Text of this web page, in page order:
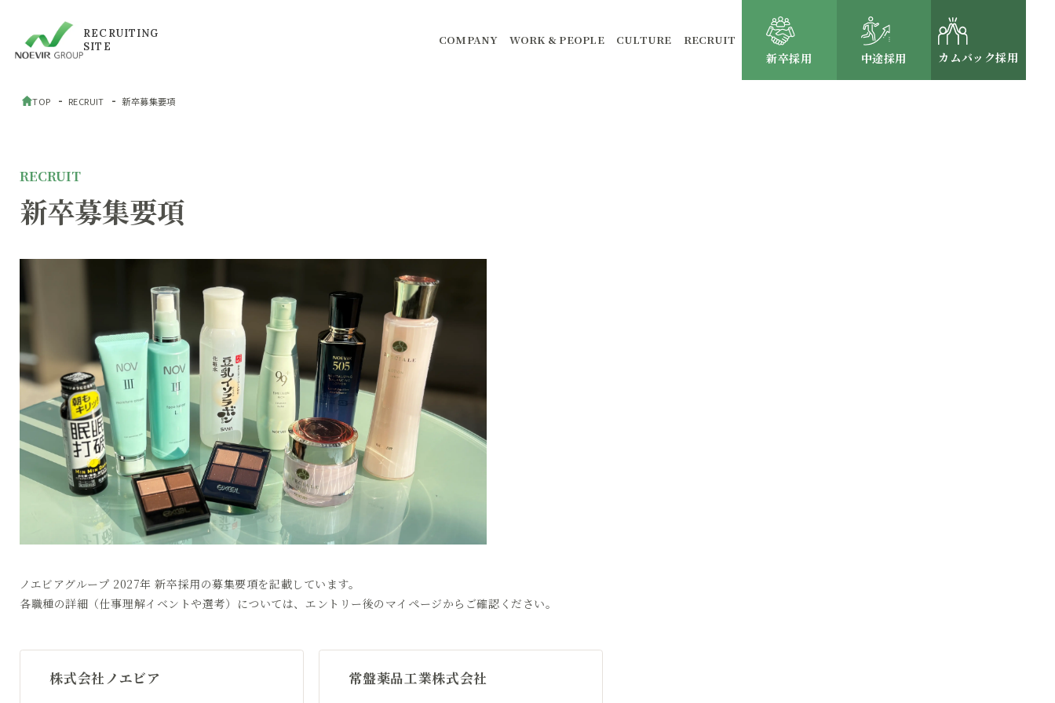
RECRUITING
SITE
COMPANY WORK & PEOPLE CULTURE RECRUIT
新卒採用 中途採用 カムバック採用
TOP RECRUIT 新卒募集要項
RECRUIT
新卒募集要項
ノエビアグループ 2027年 新卒採用の募集要項を記載しています。
各職種の詳細（仕事理解イベントや選考）については、エントリー後のマイページからご確認ください。
株式会社ノエビア 常盤薬品工業株式会社